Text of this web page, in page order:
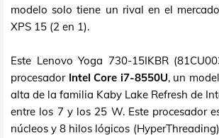
modelo solo tiene un rival en el
XPS 15 (2 en 1).
Este Lenovo Yoga 730-15IKBR
procesador Intel Core i7-8550U, un
alta de la familia Kaby Lake Refresh de
entre los 7 y los 25 W. Este procesador
núcleos y 8 hilos lógicos